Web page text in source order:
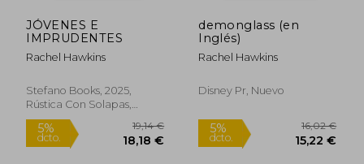
JÓVENES E
IMPRUDENTES
Rachel Hawkins
Stefano Books, 2025,
Rústica Con Solapas,
Nuevo
demonglass (en
Inglés)
Rachel Hawkins
Disney Pr, Nuevo